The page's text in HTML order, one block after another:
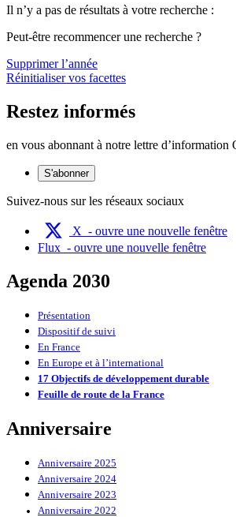
Il n’y a pas de résultats à votre recherche :
Peut-être recommencer une recherche ?
Supprimer l’année
Réinitialiser vos facettes
Restez informés
en vous abonnant à notre lettre d’information
S'abonner
Suivez-nous sur les réseaux sociaux
X - ouvre une nouvelle fenêtre
Flux - ouvre une nouvelle fenêtre
Agenda 2030
Présentation
Dispositif de suivi
En France
En Europe et à l’international
17 Objectifs de développement durable
Feuille de route de la France
Anniversaire
Anniversaire 2025
Anniversaire 2024
Anniversaire 2023
Anniversaire 2022